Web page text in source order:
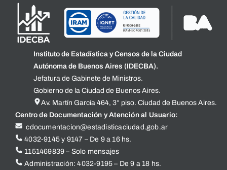
Instituto de Estadística y Censos de la Ciudad
Autónoma de Buenos Aires (IDECBA).
Jefatura de Gabinete de Ministros.
Gobierno de la Ciudad de Buenos Aires.
Av. Martín García 464, 3° piso. Ciudad de Buenos Aires.
Centro de Documentación y Atención al Usuario:
cdocumentacion@estadisticaciudad.gob.ar
4032-9145 y 9147 – De 9 a 16 hs.
1151469839 – Solo mensajes
Administración: 4032-9195 – De 9 a 18 hs.